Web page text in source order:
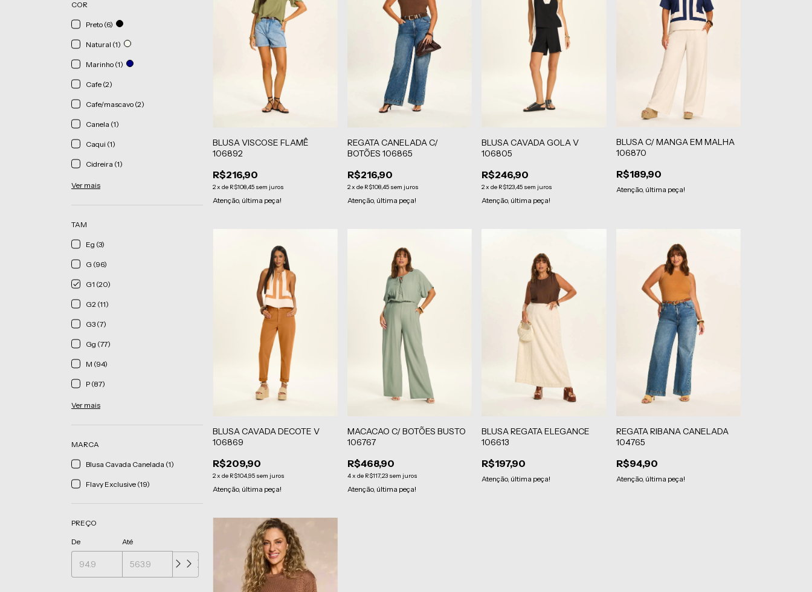
COR
Preto (6)
Natural (1)
Marinho (1)
Cafe (2)
Cafe/mascavo (2)
Canela (1)
Caqui (1)
Cidreira (1)
Ver mais
TAM
Eg (3)
G (96)
G1 (20)
G2 (11)
G3 (7)
Gg (77)
M (94)
P (87)
Ver mais
MARCA
Blusa Cavada Canelada (1)
Flavy Exclusive (19)
PREÇO
De Até
BLUSA VISCOSE FLAMÊ
106892
R$216,90
2xde R$108,45 sem juros
Atenção, última peça!
REGATA CANELADA C/
BOTÕES 106865
R$216,90
2x de R$108,45 sem juros
Atenção, última peça!
BLUSA CAVADA GOLA V
106805
R$246,90
2xde R$123,45 sem juros
Atenção, última peça!
BLUSA C/ MANGA EM MALHA
106870
R$189,90
Atenção, última peça!
BLUSA CAVADA DECOTE V
106869
R$209,90
2xde R$104,95 sem juros
Atenção, última peça!
MACACAO C/ BOTÕES BUSTO
106767
R$468,90
4x de R$117,23 sem juros
Atenção, última peça!
BLUSA REGATA ELEGANCE
106613
R$197,90
Atenção, última peça!
REGATA RIBANA CANELADA
104765
R$94,90
Atenção, última peça!